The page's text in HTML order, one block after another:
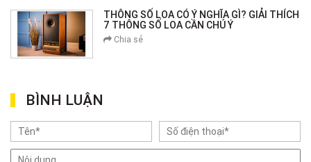
THÔNG SỐ LOA CÓ Ý NGHĨA GÌ? GIẢI THÍCH
7 THÔNG SỐ LOA CẦN CHÚ Ý
Chia sẻ
BÌNH LUẬN